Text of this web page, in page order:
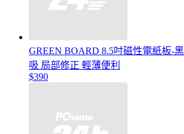
GREEN BOARD 8.5吋磁性電紙板-
吸 局部修正 輕薄便利
$390